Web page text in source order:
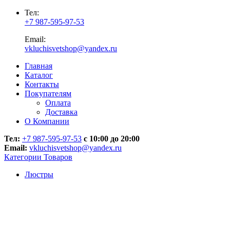
Тел:
+7 987-595-97-53
Email:
vkluchisvetshop@yandex.ru
Главная
Каталог
Контакты
Покупателям
Оплата
Доставка
О Компании
Тел: +7 987-595-97-53 с 10:00 до 20:00
Email: vkluchisvetshop@yandex.ru
Категории Товаров
Люстры